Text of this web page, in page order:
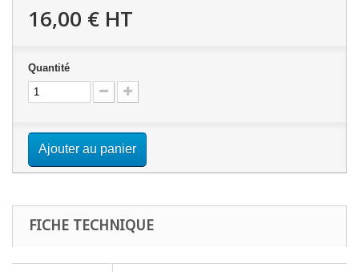
16,00 € HT
Quantité
Ajouter au panier
FICHE TECHNIQUE